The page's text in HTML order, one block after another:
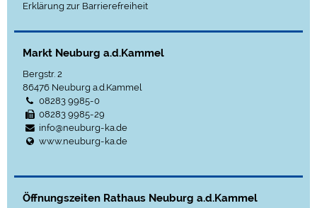
Erklärung zur Barrierefreiheit
Markt Neuburg a.d.Kammel
Bergstr. 2
86476 Neuburg a.d.Kammel
08283 9985-0
08283 9985-29
info@neuburg-ka.de
www.neuburg-ka.de
Öffnungszeiten Rathaus Neuburg a.d.Kammel